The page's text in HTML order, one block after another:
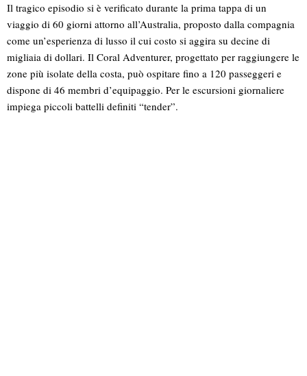
Il tragico episodio si è verificato durante la prima tappa di un
viaggio di 60 giorni attorno all’Australia, proposto dalla compagnia
come un’esperienza di lusso il cui costo si aggira su decine di
migliaia di dollari. Il Coral Adventurer, progettato per raggiungere le
zone più isolate della costa, può ospitare fino a 120 passeggeri e
dispone di 46 membri d’equipaggio. Per le escursioni giornaliere
impiega piccoli battelli definiti “tender”.